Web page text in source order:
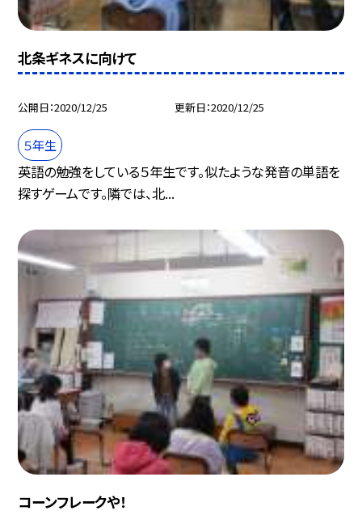
北条ギネスに向けて
公開日 2020/12/25 更新日 2020/12/25
５年生
英語の勉強をしている５年生です。似たような発音の単語を
探すゲームです。隣では、北...
コーンフレークや！